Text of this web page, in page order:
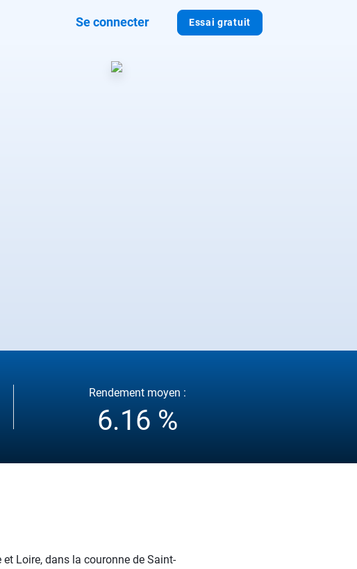
Essai gratuit
Se connecter
Rendement moyen :
6.16 %
Loire, dans la couronne de Saint-